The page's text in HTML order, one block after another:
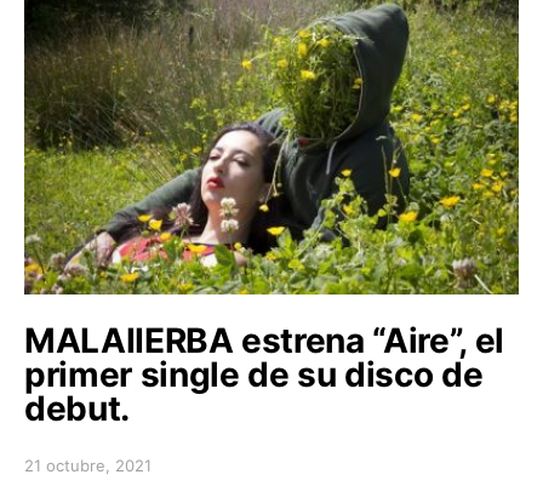
MALAIIERBA estrena “Aire”, el
primer single de su disco de
debut.
Posted on
21 octubre, 2021